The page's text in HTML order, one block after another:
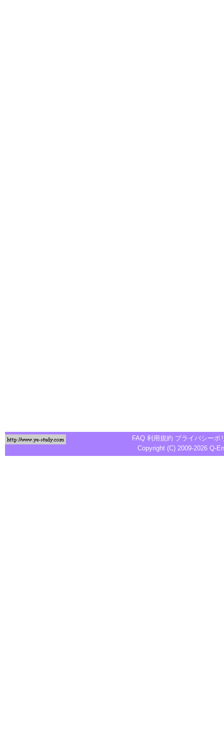
FAQ 利用規約 プライバシーポ
Copyright (C) 2009-2026 Q-